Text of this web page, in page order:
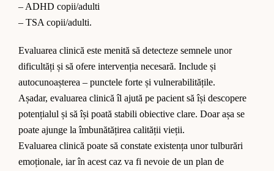
– ADHD copii/adulti
– TSA copii/adulti.
Evaluarea clinică este menită să detecteze semnele unor
dificultăți și să ofere intervenția necesară. Include și
autocunoașterea – punctele forte și vulnerabilitățile.
Așadar, evaluarea clinică îl ajută pe pacient să își descopere
potențialul și să își poată stabili obiective clare. Doar așa se
poate ajunge la îmbunătățirea calității vieții.
Evaluarea clinică poate să constate existența unor tulburări
emoționale, iar în acest caz va fi nevoie de un plan de